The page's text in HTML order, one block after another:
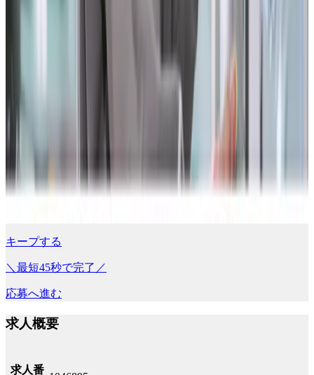
キープする
＼最短45秒で完了／
応募へ進む
求人概要
求人番